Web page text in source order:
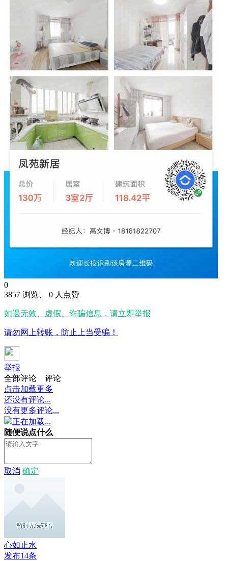
0
3857 浏览、 0 人点赞
如遇无效、虚假、诈骗信息，请立即举报
请勿网上转账，防止上当受骗！
举报
全部评论
评论
点击加载更多
还没有评论...
没有更多评论...
正在加载...
随便说点什么
取消 确定
心如止水
发布14条